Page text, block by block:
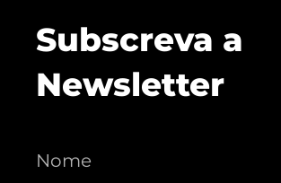
Subscreva a
Newsletter